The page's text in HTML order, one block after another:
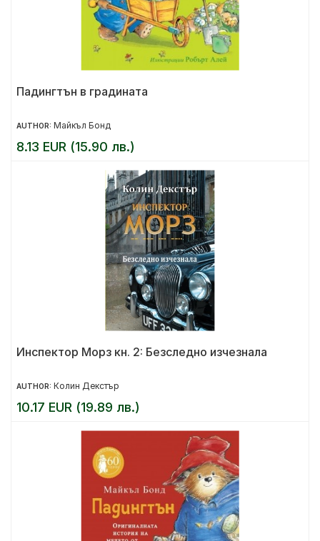
Падингтън в градината
AUTHOR: Майкъл Бонд
8.13 EUR (15.90 лв.)
Инспектор Морз кн. 2: Безследно изчезнала
AUTHOR: Колин Декстър
10.17 EUR (19.89 лв.)